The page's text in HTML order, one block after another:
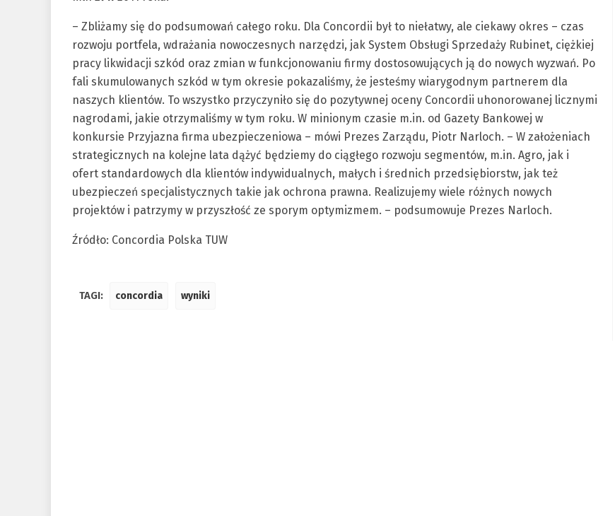
– Zbliżamy się do podsumowań całego roku. Dla Concordii był to niełatwy, ale ciekawy okres – czas
rozwoju portfela, wdrażania nowoczesnych narzędzi, jak System Obsługi Sprzedaży Rubinet, ciężkiej
pracy likwidacji szkód oraz zmian w funkcjonowaniu firmy dostosowujących ją do nowych wyzwań. Po
fali skumulowanych szkód w tym okresie pokazaliśmy, że jesteśmy wiarygodnym partnerem dla
naszych klientów. To wszystko przyczyniło się do pozytywnej oceny Concordii uhonorowanej licznymi
nagrodami, jakie otrzymaliśmy w tym roku. W minionym czasie m.in. od Gazety Bankowej w
konkursie Przyjazna firma ubezpieczeniowa – mówi Prezes Zarządu, Piotr Narloch. – W założeniach
strategicznych na kolejne lata dążyć będziemy do ciągłego rozwoju segmentów, m.in. Agro, jak i
ofert standardowych dla klientów indywidualnych, małych i średnich przedsiębiorstw, jak też
ubezpieczeń specjalistycznych takie jak ochrona prawna. Realizujemy wiele różnych nowych
projektów i patrzymy w przyszłość ze sporym optymizmem. – podsumowuje Prezes Narloch.
Źródło: Concordia Polska TUW
TAGI: concordia wyniki